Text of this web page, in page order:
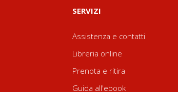
SERVIZI
Assistenza e contatti
Libreria online
Prenota e ritira
Guida all'ebook